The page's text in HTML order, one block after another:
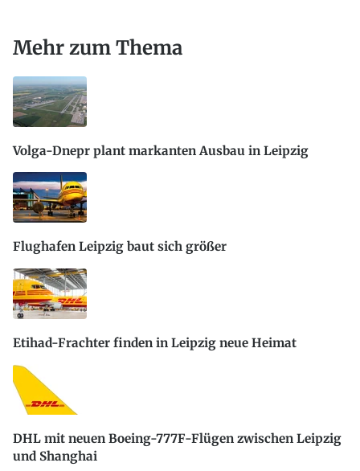
Mehr zum Thema
Volga-Dnepr plant markanten Ausbau in Leipzig
Flughafen Leipzig baut sich größer
Etihad-Frachter finden in Leipzig neue Heimat
DHL mit neuen Boeing-777F-Flügen zwischen Leipzig
und Shanghai